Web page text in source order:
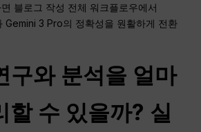
블로그 작성 전체 워크플로우에서
Gemini 3 Pro의 정확성을 원활하게 전환
구와 분석을 얼마
할 수 있을까? 실